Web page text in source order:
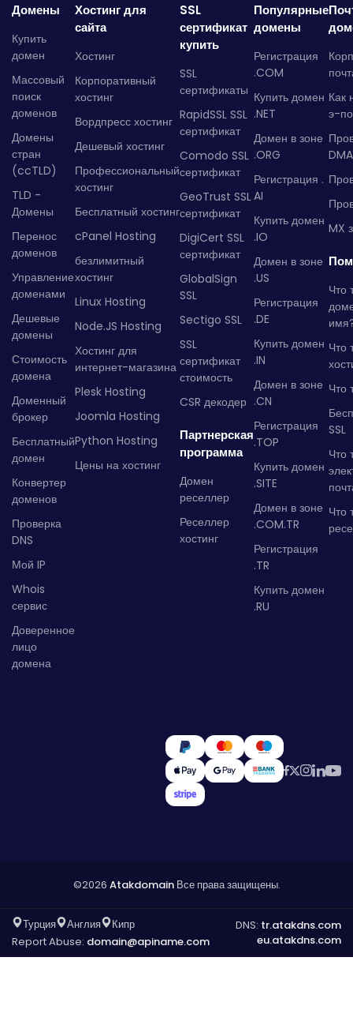
Домены
Купить
домен
Массовый
поиск
доменов
Домены
стран
(ccTLD)
TLD -
Домены
Перенос
доменов
Управление
доменами
Дешевые
домены
Стоимость
домена
Доменный
брокер
Бесплатный
домен
Конвертер
доменов
Проверка
DNS
Мой IP
Whois
сервис
Доверенное
лицо
домена
Хостинг для
сайта
Хостинг
Корпоративный
хостинг
Вордпресс хостинг
Дешевый хостинг
Профессиональный
хостинг
Бесплатный хостинг
cPanel Hosting
безлимитный
хостинг
Linux Hosting
Node.JS Hosting
Хостинг для
интернет-магазина
Plesk Hosting
Joomla Hosting
Python Hosting
Цены на хостинг
SSL
сертификат
купить
SSL
сертификаты
RapidSSL SSL
сертификат
Comodo SSL
сертификат
GeoTrust SSL
сертификат
DigiCert SSL
сертификат
GlobalSign
SSL
Sectigo SSL
SSL
сертификат
стоимость
CSR декодер
Партнерская
программа
Домен
реселлер
Реселлер
хостинг
Популярные
домены
Регистрация
.COM
Купить домен
.NET
Домен в зоне
.ORG
Регистрация .
AI
Купить домен
.IO
Домен в зоне
.US
Регистрация
.DE
Купить домен
.IN
Домен в зоне
.CN
Регистрация
.TOP
Купить домен
.SITE
Домен в зоне
.COM.TR
Регистрация
.TR
Купить домен
.RU
Как
э-
MX
Что
Что
Что
SSL
Что
Что
©2026 AtakdomainВсе права защищены.
Турция Англия
Кипр
Report Abuse: domain@apiname.com
DNS: tr.atakdns.com
eu.atakdns.com